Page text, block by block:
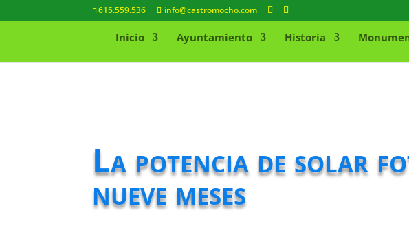
615.559.536 info@castromocho.com
Inicio Ayuntamiento Historia
La potencia de solar
nueve meses